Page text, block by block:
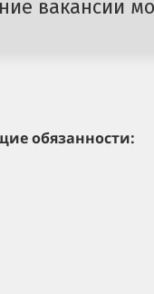
вакансии
обязанности: